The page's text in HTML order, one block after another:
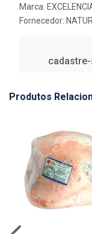
Marca:
Fornecedor:
Produtos